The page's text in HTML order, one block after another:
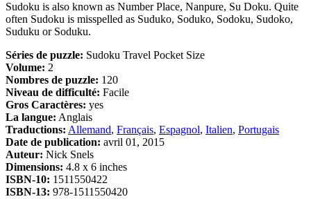
Sudoku is also known as Number Place, Nanpure, Su Doku. Quite
often Sudoku is misspelled as Suduko, Soduko, Sodoku, Sudoko,
Suduku or Soduku.
Séries de puzzle: Sudoku Travel Pocket Size
Volume: 2
Nombres de puzzle: 120
Niveau de difficulté: Facile
Gros Caractères: yes
La langue: Anglais
Traductions: Allemand, Français, Espagnol, Italien, Portugais
Date de publication: avril 01, 2015
Auteur: Nick Snels
Dimensions: 4.8 x 6 inches
ISBN-10: 1511550422
ISBN-13: 978-1511550420